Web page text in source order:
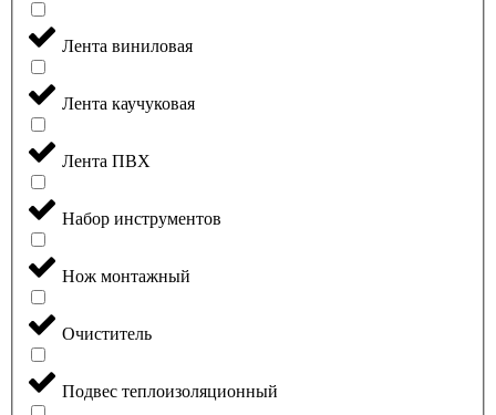
Лента виниловая
Лента каучуковая
Лента ПВХ
Набор инструментов
Нож монтажный
Очиститель
Подвес теплоизоляционный